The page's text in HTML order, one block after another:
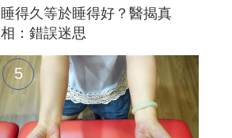
睡得久等於睡得好？醫揭真
相：錯誤迷思